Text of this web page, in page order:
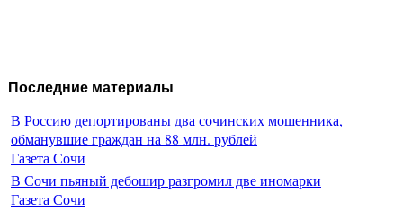
Последние материалы
В Россию депортированы два сочинских мошенника,
обманувшие граждан на 88 млн. рублей
Газета Сочи
В Сочи пьяный дебошир разгромил две иномарки
Газета Сочи